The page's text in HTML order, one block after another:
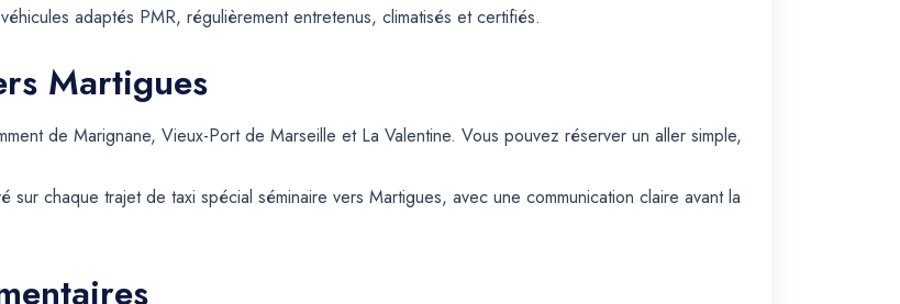
adaptés PMR, régulièrement entretenus, climatisés et certifiés.
Martigues
de Marignane, Vieux-Port de Marseille et La Valentine. Vous pouvez réserver un aller simple,
chaque trajet de taxi spécial séminaire vers Martigues, avec une communication claire avant la